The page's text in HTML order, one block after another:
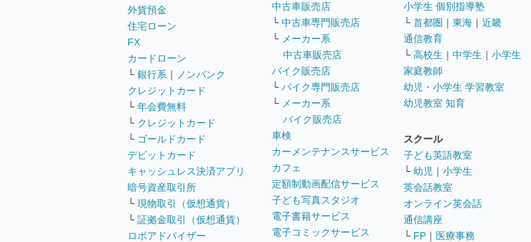
外貨預金
住宅ローン
FX
カードローン
└ 銀行系 ｜
ノンバンク
クレジットカード
└ 年会費無料
└ クレジットカード
└ ゴールドカード
デビットカード
キャッシュレス決済アプリ
暗号資産取引所
└ 現物取引（仮想通貨）
└ 証拠金取引（仮想通貨）
ロボアドバイザー
中古車販売店
└ 中古車専門販売店
└ メーカー系
中古車販売店
バイク販売店
└ バイク専門販売店
└ メーカー系
バイク販売店
車検
カーメンテナンスサービス
カフェ
定額制動画配信サービス
子ども写真スタジオ
電子書籍サービス
電子コミックサービス
小学生 個別指導塾
└ 首都圏 ｜ 東海 ｜ 近畿
通信教育
└ 高校生 ｜ 中学生 ｜ 小学生
家庭教師
幼児・小学生 学習教室
幼児教室 知育
スクール
子ども英語教室
└ 幼児 ｜ 小学生
英会話教室
オンライン英会話
通信講座
└ FP ｜ 医療事務